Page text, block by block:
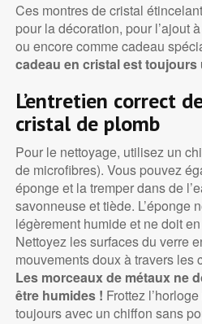
Ces montres de cristal
pour la décoration, pour l’ajout
ou encore comme cadeau
cadeau en cristal est toujours
L’entretien correct
cristal de plomb
Pour le nettoyage, utilisez un
de microfibres). Vous pouvez
éponge et la tremper dans de
savonneuse et tiède. L’éponge
légèrement humide et ne doit
Nettoyez les surfaces du verre
mouvements doux à travers les
Les morceaux de métaux ne
être humides ! Frottez
toujours avec un chiffon sans